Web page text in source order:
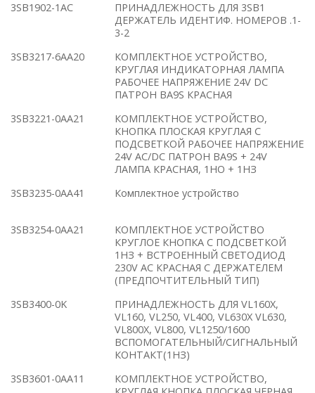
3SB1902-1AC
ПРИНАДЛЕЖНОСТЬ ДЛЯ 3SB1
ДЕРЖАТЕЛЬ ИДЕНТИФ. НОМЕРОВ .1-
3-2
3SB3217-6AA20
КОМПЛЕКТНОЕ УСТРОЙСТВО,
КРУГЛАЯ ИНДИКАТОРНАЯ ЛАМПА
РАБОЧЕЕ НАПРЯЖЕНИЕ 24V DC
ПАТРОН BA9S КРАСНАЯ
3SB3221-0AA21
КОМПЛЕКТНОЕ УСТРОЙСТВО,
КНОПКА ПЛОСКАЯ КРУГЛАЯ С
ПОДСВЕТКОЙ РАБОЧЕЕ НАПРЯЖЕНИЕ
24V AC/DC ПАТРОН BA9S + 24V
ЛАМПА КРАСНАЯ, 1НО + 1НЗ
3SB3235-0AA41
Комплектное устройство
3SB3254-0AA21
КОМПЛЕКТНОЕ УСТРОЙСТВО
КРУГЛОЕ КНОПКА С ПОДСВЕТКОЙ
1НЗ + ВСТРОЕННЫЙ СВЕТОДИОД
230V AC КРАСНАЯ С ДЕРЖАТЕЛЕМ
(ПРЕДПОЧТИТЕЛЬНЫЙ ТИП)
3SB3400-0K
ПРИНАДЛЕЖНОСТЬ ДЛЯ VL160X,
VL160, VL250, VL400, VL630X VL630,
VL800X, VL800, VL1250/1600
ВСПОМОГАТЕЛЬНЫЙ/СИГНАЛЬНЫЙ
КОНТАКТ(1НЗ)
3SB3601-0AA11
КОМПЛЕКТНОЕ УСТРОЙСТВО,